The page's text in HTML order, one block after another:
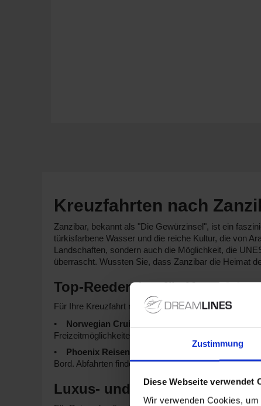
Zustimmung
Diese Webseite verwendet
Wir verwenden Cookies,
Kreuzfahrten nach
Zanzibar, bekannt als "Die Gewürzinsel", ist ein
türkisfarbene Wasser und die reiche Kultur, die von
Landschaften, sondern auch die Möglichkeit, die
überrascht. Wussten Sie, dass Zanzibar die Heimat
Top-Reedereien für
Für Ihre Kreuzfahrt nach Zanzibar bieten wir
Norwegian Cruise Line:
Freizeitmöglichkeiten und großartigen Restaurants,
Phoenix Reisen:
Diese Reederei hat 36 Schiffe,
Bord. Abfahrten finden häufig vonBremerhavenoder
Luxus- und Kleinschiff-